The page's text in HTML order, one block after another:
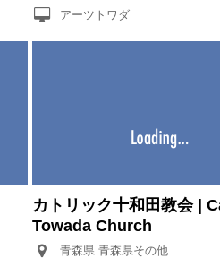
アーツトワダ
カトリック十和田教会 |
Towada Church
青森県 青森県その他